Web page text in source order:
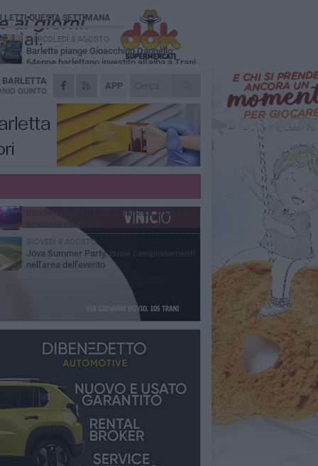
APP
BARLETTA
QUINTO
LETTI QUESTA SETTIMANA
MERCOLEDÌ 5 AGOSTO
Barletta piange Gioacchino Dagnello:
64enne barlettano investito all'alba a Trani
GIOVEDÌ 6 AGOSTO
Il ricordo di "Cecco", il benzinaio col
sorriso: «Contava i giorni che lo
dalla pensione»
MERCOLEDÌ 5 AGOSTO
Jova Summer Party, giovedì mattina
sopralluogo nell'area dell'evento
DOMENICA 2 AGOSTO
Beni confiscati alla mafia. Nasce il servizio
VENERDÌ 7 AGOSTO
Incidente sulla 16 bis a Barletta, traffico
GIOVEDÌ 6 AGOSTO
Jova Summer Party, nuovi campionamenti
nell'area dell'evento